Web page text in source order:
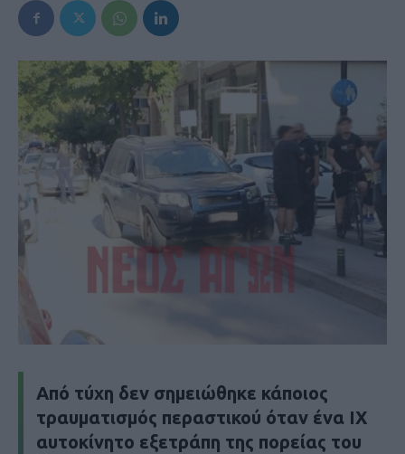
Aπό τύχη δεν σημειώθηκε κάποιος
τραυματισμός περαστικού όταν ένα ΙΧ
αυτοκίνητο εξετράπη της πορείας του